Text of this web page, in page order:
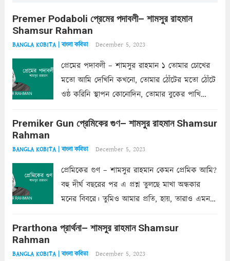
Premer Podaboli প্রেমের পদাবলী– শামসুর রাহমান
Shamsur Rahman
BANGLA KOBITA | বাংলা কবিতা December 5, 2023
প্রেমের পদাবলী – শামসুর রাহমান ১ তোমার চোখের
মতো আমি দেখিনি কখনো, তোমার ঠোঁটের মতো ঠোঁটে
ওষ্ঠ করিনি স্থাপন কোনোদিন, তোমার বুকের পাখি
কোথাও কি এরকম ছায়া দেয় ক্লান্তির প্রহরে? মুছে
Premiker Gun প্রেমিকের গুণ– শামসুর রাহমান Shamsur
Rahman
BANGLA KOBITA | বাংলা কবিতা December 5, 2023
প্রেমিকের গুণ – শামসুর রাহমান কেমন প্রেমিক আমি?
বহু দীর্ঘ বছরের পর এ প্রশ্ন তুলছে মাখা অন্ধকার
মনের বিবরে। তুমিও আমার প্রতি, হায়, তারাও এমন
একান্ত জরুরি- নইলে একটি দেয়াল নিমেষেই ভীষণ
Prarthona প্রার্থনা– শামসুর রাহমান Shamsur
Rahman
BANGLA KOBITA | বাংলা কবিতা December 5, 2023